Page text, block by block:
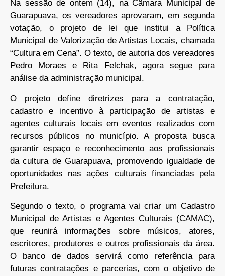
Na sessão de ontem (14), na Câmara Municipal de
Guarapuava, os vereadores aprovaram, em segunda
votação, o projeto de lei que institui a Política
Municipal de Valorização de Artistas Locais, chamada
“Cultura em Cena”. O texto, de autoria dos vereadores
Pedro Moraes e Rita Felchak, agora segue para
análise da administração municipal.
O projeto define diretrizes para a contratação,
cadastro e incentivo à participação de artistas e
agentes culturais locais em eventos realizados com
recursos públicos no município. A proposta busca
garantir espaço e reconhecimento aos profissionais
da cultura de Guarapuava, promovendo igualdade de
oportunidades nas ações culturais financiadas pela
Prefeitura.
Segundo o texto, o programa vai criar um Cadastro
Municipal de Artistas e Agentes Culturais (CAMAC),
que reunirá informações sobre músicos, atores,
escritores, produtores e outros profissionais da área.
O banco de dados servirá como referência para
futuras contratações e parcerias, com o objetivo de